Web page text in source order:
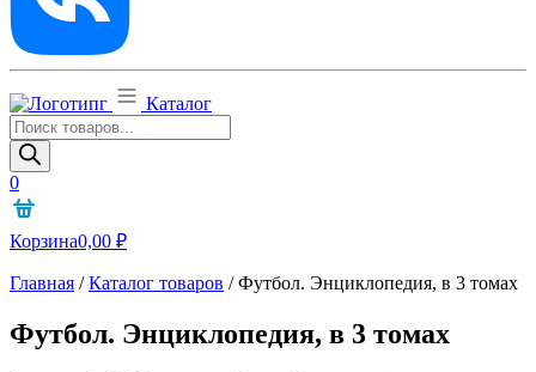
Каталог
Поиск
товаров
0
Корзина0,00 ₽
Главная /Каталог товаров /Футбол. Энциклопедия, в 3 томах
Футбол. Энциклопедия, в 3 томах